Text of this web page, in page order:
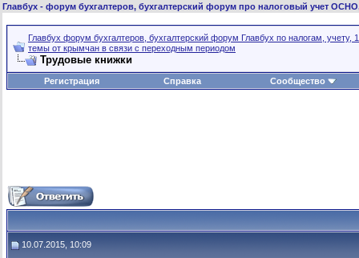
Главбух - форум бухгалтеров, бухгалтерский форум про налоговый учет
Главбух форум бухгалтеров, бухгалтерский форум Главбух по налогам, учету,
темы от крымчан в связи с переходным периодом
Трудовые книжки
Регистрация Справка Сообщество
10.07.2015, 10:09